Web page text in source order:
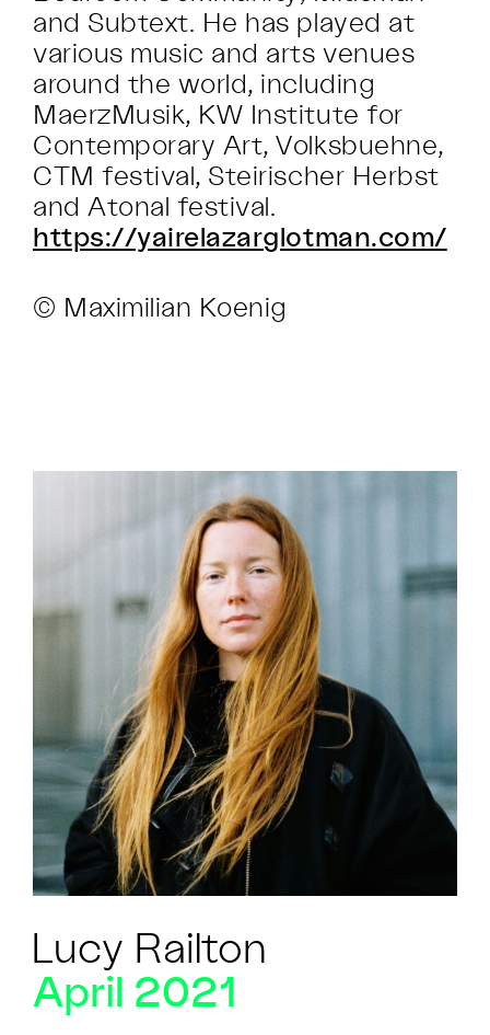
and Subtext. He has played at
various music and arts venues
around the world, including
MaerzMusik, KW Institute for
Contemporary Art, Volksbuehne,
CTM festival, Steirischer Herbst
and Atonal festival.
https://yairelazarglotman.com/
© Maximilian Koenig
Lucy Railton
April 2021